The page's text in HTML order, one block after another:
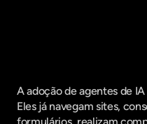
A adoção de agentes de
Eles já navegam sites,